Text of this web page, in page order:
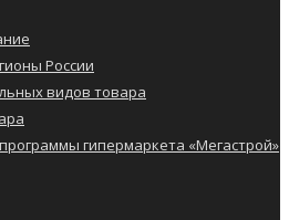
России
видов товара
гипермаркета «Мегастрой»